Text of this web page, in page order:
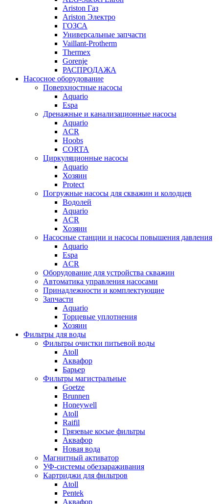
Ariston Газ
Ariston Электро
ГОЗСА
Универсальные запчасти
Vaillant-Protherm
Thermex
Gorenje
РАСПРОДАЖА
Насосное оборудование
Поверхностные насосы
Aquario
Espa
Дренажные и канализационные насосы
Aquario
ACR
Hoobs
CORTA
Циркуляционные насосы
Aquario
Хозяин
Protect
Погружные насосы для скважин и колодцев
Водолей
Aquario
ACR
Хозяин
Насосные станции и насосы повышения давления
Aquario
Espa
ACR
Оборудование для устройства скважин
Автоматика управления насосами
Принадлежности и комплектующие
Запчасти
Aquario
Торцевые уплотнения
Хозяин
Фильтры для воды
Фильтры очистки питьевой воды
Atoll
Аквафор
Барьер
Фильтры магистральные
Goetze
Brunnen
Honeywell
Atoll
Raifil
Грязевые косые фильтры
Аквафор
Новая вода
Магнитный активатор
УФ-системы обеззараживания
Картриджи для фильтров
Atoll
Pentek
Аквафор